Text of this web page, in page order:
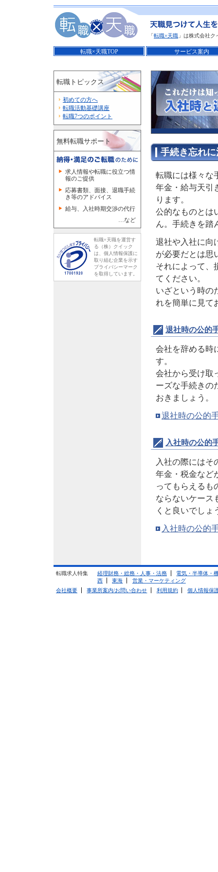
「転職×天職 」は株式会社
転職×天職TOP サービス案内
手続き忘れ
転職には様々な
年金・給与天引
ります。
公的なものとは
ん。手続きを踏
退社や入社に向
が必要だとは思
それによって、
てください。
いざという時の
れを簡単に見て
退社時の公的
会社を辞める時
す。
会社から受け取
ーズな手続きの
おきましょう。
退社時の公
入社時の公的
入社の際にはそ
年金・税金など
ってもらえるも
ならないケース
くと良いでしょ
入社時の公
転職トピックス
初めての方へ
転職活動基礎講座
転職7つのポイント
無料転職サポート
求人情報や転職に役立つ情
報のご提供
応募書類、面接、退職手続
き等のアドバイス
給与、入社時期交渉の代行
…など
転職×天職を運営す
る（株）クイック
は、個人情報保護に
取り組む企業を示す
プライバシーマーク
を取得しています。
転職求人特集 経理財務・総務・人事・法務
電気・半導体・
西
東海
営業・マーケティング
会社概要
事業所案内/お問い合わせ 利用規約 個人情報保